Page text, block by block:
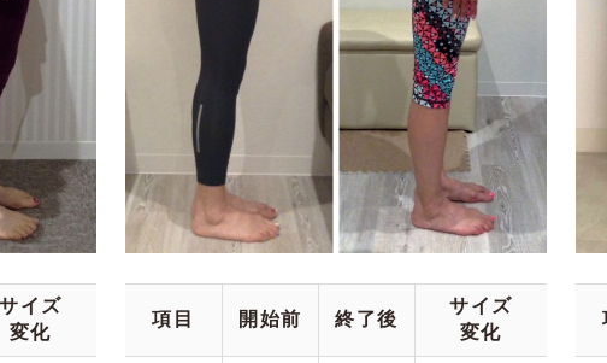
サイズ
変化
項目 開始前 終了後
サイズ
変化